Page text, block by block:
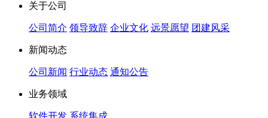
关于公司
公司简介 领导致辞 企业文化 远景愿望 团建风采
新闻动态
公司新闻 行业动态 通知公告
业务领域
软件开发 系统集成